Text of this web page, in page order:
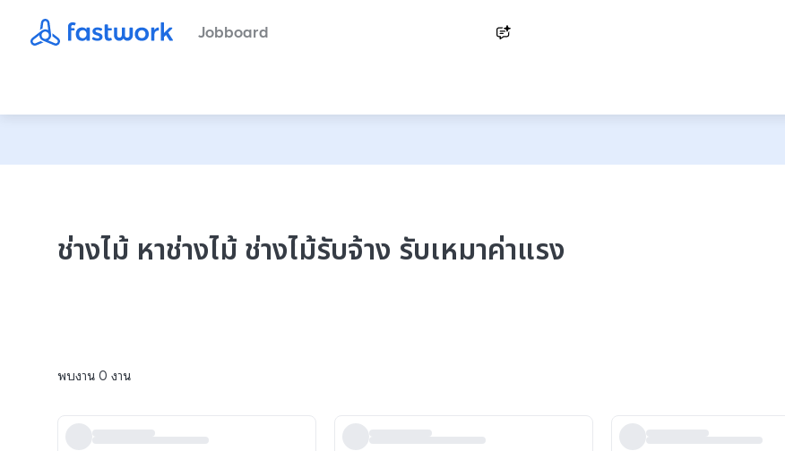
Jobboard
ช่างไม้ หาช่างไม้ ช่างไม้รับจ้าง รับเหมาค่าแรง
พบงาน 0 งาน